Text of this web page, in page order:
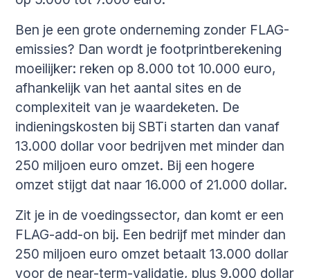
Ben je een grote onderneming zonder FLAG-
emissies? Dan wordt je footprintberekening
moeilijker: reken op 8.000 tot 10.000 euro,
afhankelijk van het aantal sites en de
complexiteit van je waardeketen. De
indieningskosten bij SBTi starten dan vanaf
13.000 dollar voor bedrijven met minder dan
250 miljoen euro omzet. Bij een hogere
omzet stijgt dat naar 16.000 of 21.000 dollar.
Zit je in de voedingssector, dan komt er een
FLAG-add-on bij. Een bedrijf met minder dan
250 miljoen euro omzet betaalt 13.000 dollar
voor de near-term-validatie, plus 9.000 dollar